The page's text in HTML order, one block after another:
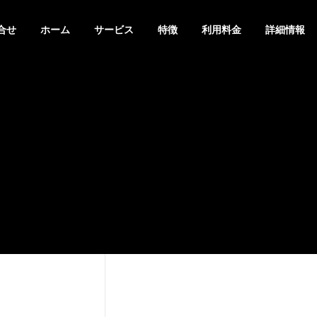
せ ホーム サービス 特徴 利用料金 詳細情報